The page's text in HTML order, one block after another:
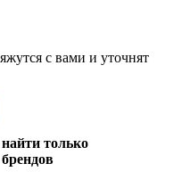
с вами и уточнят
только